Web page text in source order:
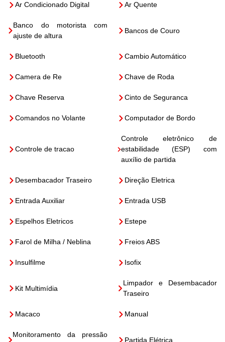
Ar Condicionado Digital Ar Quente
Banco do motorista com
ajuste de altura
Bancos de Couro
Bluetooth Cambio Automático
Camera de Re Chave de Roda
Chave Reserva Cinto de Seguranca
Comandos no Volante Computador de Bordo
Controle de tracao
Controle eletrônico de
estabilidade (ESP) com
auxílio de partida
Desembacador Traseiro Direção Eletrica
Entrada Auxiliar Entrada USB
Espelhos Eletricos Estepe
Farol de Milha / Neblina Freios ABS
Insulfilme Isofix
Kit Multimídia
Limpador e Desembacador
Traseiro
Macaco Manual
Monitoramento da pressão
Partida Elétrica